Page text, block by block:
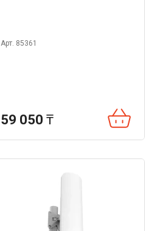
Арт. 85361
59 050 ₸